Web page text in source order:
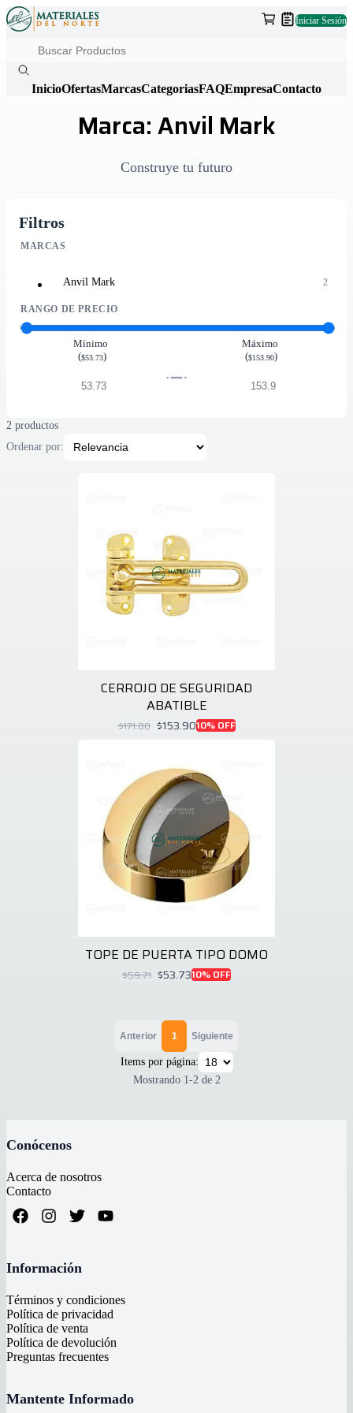
Iniciar Sesión
InicioOfertasMarcasCategoriasFAQEmpresaContacto
Marca: Anvil Mark
Construye tu futuro
Filtros
MARCAS
Anvil Mark 2
RANGO DE PRECIO
Mínimo
($53.73)
Máximo
($153.90)
2 productos
Ordenar por:
CERROJO DE SEGURIDAD
ABATIBLE
$171.00 $153.9010% OFF
TOPE DE PUERTA TIPO DOMO
$59.71 $53.7310% OFF
Anterior 1 Siguiente
Items por página:
Mostrando 1-2de 2
Conócenos
Acerca de nosotros
Contacto
Información
Términos y condiciones
Política de privacidad
Política de venta
Política de devolución
Preguntas frecuentes
Mantente Informado